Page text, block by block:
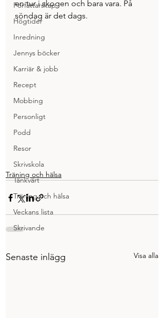
Författarskap
Högtider
Inredning
Jennys böcker
Karriär & jobb
Recept
Mobbing
Personligt
Podd
Resor
Skrivskola
Tänkvärt
Träning och hälsa
Veckans lista
Skrivande
en tur i skogen och bara vara. På
söndag är det dags.
Träning och hälsa
Senaste inlägg Visa alla